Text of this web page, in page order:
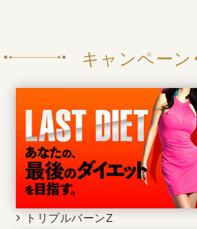
キャンペーン
トリプルバーンZ